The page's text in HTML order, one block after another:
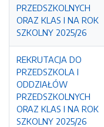
PRZEDSZKOLNYCH
ORAZ KLAS I NA ROK
SZKOLNY 2025/26
REKRUTACJA DO
PRZEDSZKOLA I
ODDZIAŁÓW
PRZEDSZKOLNYCH
ORAZ KLAS I NA ROK
SZKOLNY 2025/26